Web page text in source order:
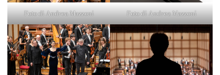
Foto di Andrea Mazzoni Foto di Andrea Mazzoni